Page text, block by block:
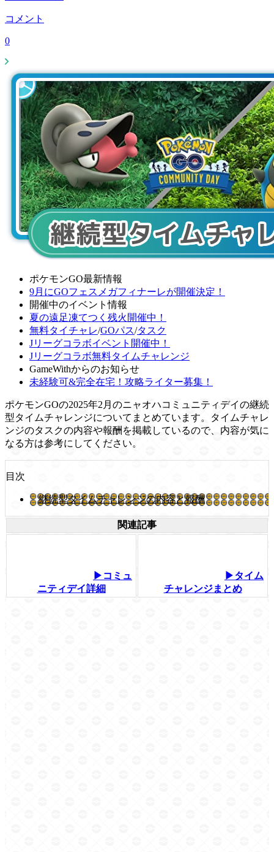
コメント
0
ポケモンGO最新情報
9月にGOフェスメガフィナーレが開催決定！
開催中のイベント情報
夏の遠足凍てつく残火開催中！
無料タイチャレ/GOパス/タスク
Jリーグコラボイベント開催中！
Jリーグコラボ無料タイムチャレンジ
GameWithからのお知らせ
未経験可&完全在宅！攻略ライター募集！
ポケモンGOの2025年2月のニャオハコミュニティデイの継続
型タイムチャレンジについてまとめています。タイムチャレ
ンジのタスクの内容や報酬を掲載しているので、内容が気に
なる方は参考にしてください。
目次
継続型タイムチャレンジの内容と報酬
関連記事
▶コミュ
ニティデイ詳細
▶タイム
チャレンジまとめ